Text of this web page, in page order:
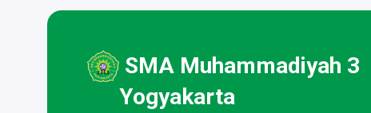
SMA Muhammadiyah 3
Yogyakarta